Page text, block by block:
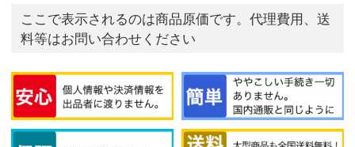
ここで表示されるのは商品原価です。代理費用、送
料等はお問い合わせください